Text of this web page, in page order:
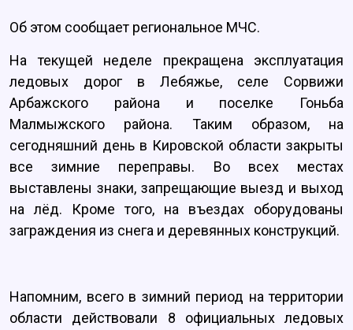
Об этом сообщает региональное МЧС.
На текущей неделе прекращена эксплуатация
ледовых дорог в Лебяжье, селе Сорвижи
Арбажского района и поселке Гоньба
Малмыжского района. Таким образом, на
сегодняшний день в Кировской области закрыты
все зимние переправы. Во всех местах
выставлены знаки, запрещающие выезд и выход
на лёд. Кроме того, на въездах оборудованы
заграждения из снега и деревянных конструкций.
Напомним, всего в зимний период на территории
области действовали 8 официальных ледовых